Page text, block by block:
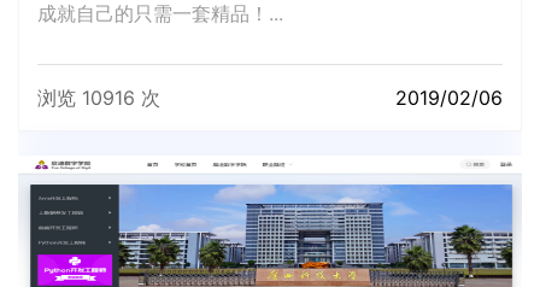
成就自己的只需一套精品！...
浏览 10916 次 2019/02/06